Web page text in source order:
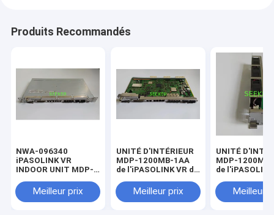
Produits Recommandés
NWA-096340
iPASOLINK VR
INDOOR UNIT MDP-
Meilleur prix
UNITÉ D'INTÉRIEUR
MDP-1200MB-1AA
de l'iPASOLINK VR de
096343-6B2
Meilleur prix
UNITÉ
MDP-
de
096349-001
Meilleur